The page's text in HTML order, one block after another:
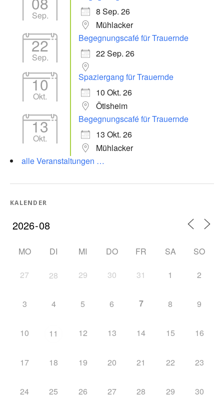
Sep.
8 Sep. 26
Mühlacker
22
Sep.
Begegnungscafé für Trauernde
22 Sep. 26
10
Okt.
Spaziergang für Trauernde
10 Okt. 26
Ötisheim
13
Okt.
Begegnungscafé für Trauernde
13 Okt. 26
Mühlacker
alle Veranstaltungen …
KALENDER
MO DI MI DO FR SA SO
27 28 29 30 31 1 2
3 4 5 6 7 8 9
10 11 12 13 14 15 16
17 18 19 20 21 22 23
24 25 26 27 28 29 30